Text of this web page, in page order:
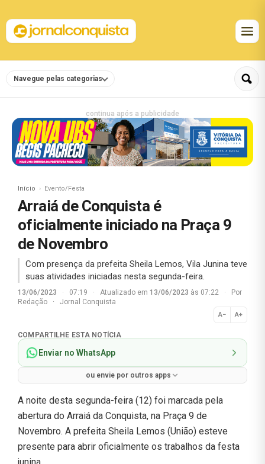
Navegue pelas categorias
continua após a publicidade
Início Evento/Festa
Arraiá de Conquista é
oficialmente iniciado na Praça 9
de Novembro
Com presença da prefeita Sheila Lemos, Vila Junina teve
suas atividades iniciadas nesta segunda-feira.
13/06/2023 · 07:19 · Atualizado em 13/06/2023 às 07:22 ·
Por
Redação
· Jornal Conquista
A− A+
Normal
COMPARTILHE ESTA NOTÍCIA
Enviar no WhatsApp
ou envie por outros apps
A noite desta segunda-feira (12) foi marcada pela
abertura do Arraiá da Conquista, na Praça 9 de
Novembro. A prefeita Sheila Lemos (União) esteve
presente para abrir oficialmente os trabalhos da festa